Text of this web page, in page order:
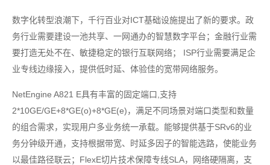
数字化转型浪潮下，千行百业对ICT基础设施提出了新的要求。政
务行业需要建设一池共享、一网通办的智慧数字平台；金融行业需
要打造无处不在、敏捷稳定的银行互联网络； ISP行业需要满足企
业专线边缘接入，提供低时延、体验佳的宽带网络服务。
NetEngine A821 E具有丰富的固定端口,支持
2*10GE/GE+8*GE(o)+8*GE(e)，满足不同场景对端口类型和数量
的组合需求，实现用户多业务统一承载。能够提供基于SRv6的业
务分钟级开通，支持根据带宽、时延多因子的智能选路，使能业务
以最佳路径联云；FlexE切片技术保障专线SLA，网络硬隔离，支